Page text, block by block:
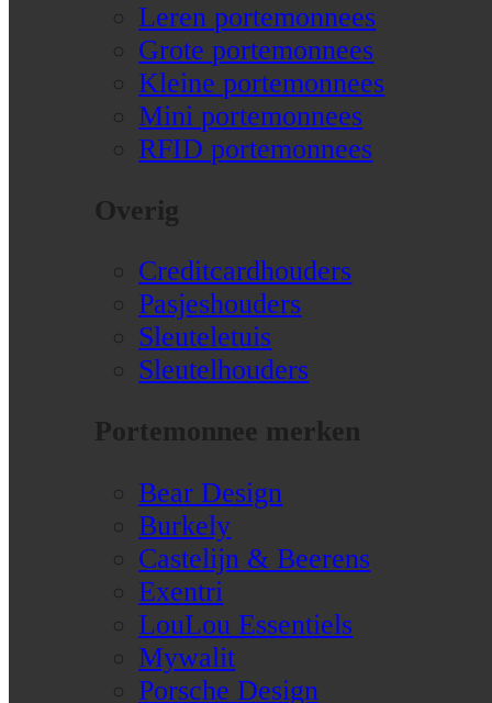
Leren portemonnees
Grote portemonnees
Kleine portemonnees
Mini portemonnees
RFID portemonnees
Overig
Creditcardhouders
Pasjeshouders
Sleuteletuis
Sleutelhouders
Portemonnee merken
Bear Design
Burkely
Castelijn & Beerens
Exentri
LouLou Essentiels
Mywalit
Porsche Design